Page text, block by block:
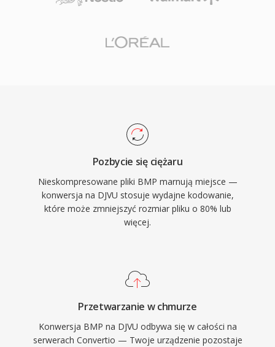
Pozbycie się ciężaru
Nieskompresowane pliki BMP marnują miejsce —
konwersja na DJVU stosuje wydajne kodowanie,
które może zmniejszyć rozmiar pliku o 80% lub
więcej.
Przetwarzanie w chmurze
Konwersja BMP na DJVU odbywa się w całości na
serwerach Convertio — Twoje urządzenie pozostaje